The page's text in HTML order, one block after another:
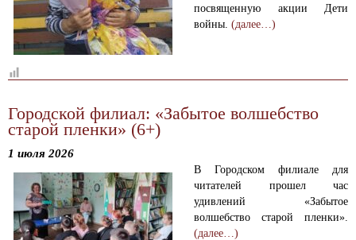
посвященную акции Дети
войны.(далее…)
Городской филиал: «Забытое волшебство
старой пленки» (6+)
1 июля 2026
В Городском филиале для
читателей прошел час
удивлений «Забытое
волшебство старой пленки».
(далее…)